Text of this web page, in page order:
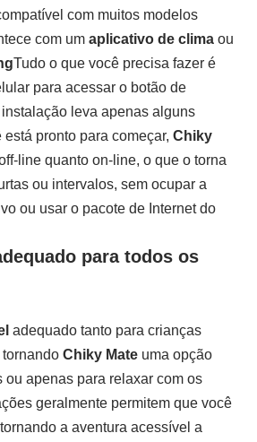
com muitos modelos
com um aplicativo de clima ou
Tudo o que você precisa fazer é
para acessar o botão de
leva apenas alguns
pronto para começar, Chiky
line quanto on-line, o que o torna
ou intervalos, sem ocupar a
ou usar o pacote de Internet do
para todos os
adequado tanto para crianças
Chiky Mate uma opção
ou apenas para relaxar com os
geralmente permitem que você
a aventura acessível a